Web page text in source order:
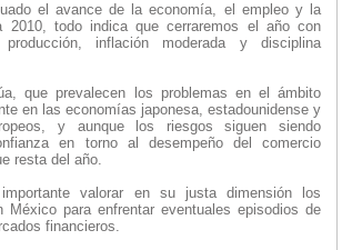
el avance de la economía, el empleo y la
2010, todo indica que cerraremos el año con
inflación moderada y disciplina
que prevalecen los problemas en el ámbito
en las economías japonesa, estadounidense y
y aunque los riesgos siguen siendo
en torno al desempeño del comercio
resta del año.
valorar en su justa dimensión los
México para enfrentar eventuales episodios de
financieros.